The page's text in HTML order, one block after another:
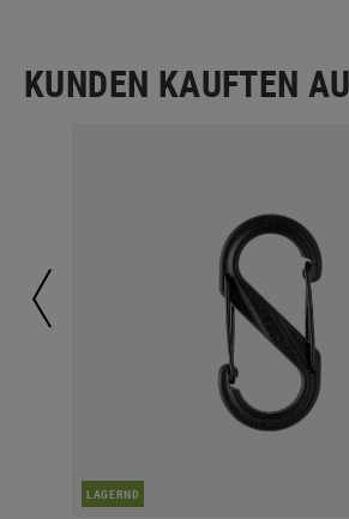
KUNDEN KAUFTEN
LAGERND